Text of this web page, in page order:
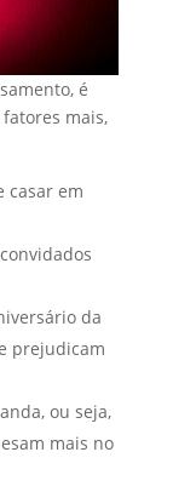
é
mais,
casar em
da
prejudicam
ou seja,
mais no